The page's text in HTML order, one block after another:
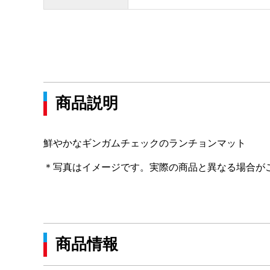
商品説明
鮮やかなギンガムチェックのランチョンマット
＊写真はイメージです。実際の商品と異なる場合が
商品情報